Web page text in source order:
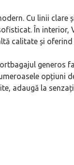
Cu linii clare
În interior,
calitate și
generos
opțiuni
adaugă la